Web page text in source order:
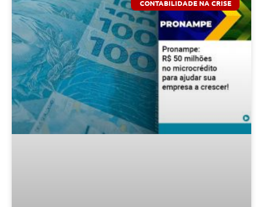
CONTABILIDADE NA CRISE